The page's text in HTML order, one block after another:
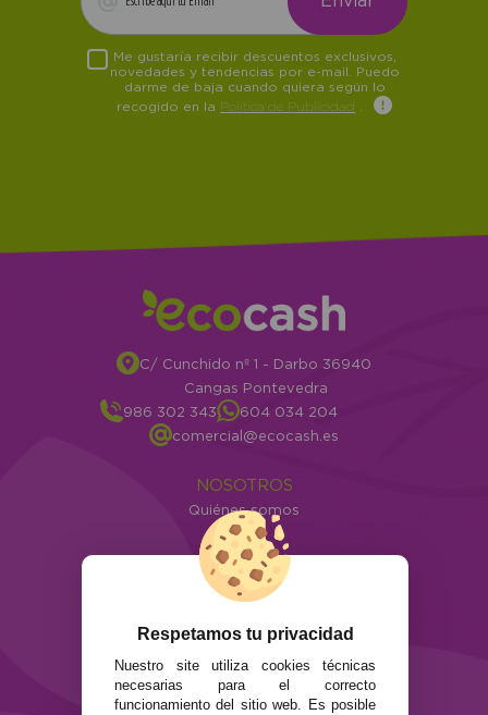
Me gustaría recibir descuentos exclusivos,
novedades y tendencias por e-mail. Puedo
darme de baja cuando quiera según lo
recogido en la Política de Publicidad
C/ Cunchido nº 1 - Darbo 36940
Cangas Pontevedra
986 302 343
604 034 204
comercial@ecocash.es
NOSOTROS
Quiénes somos
Info
ATENCIÓN AL CLIENTE
Envíos y devoluciones
Formas de pago
Respetamos tu privacidad
Nuestro site utiliza cookies técnicas
necesarias para el correcto
funcionamiento del sitio web. Es posible